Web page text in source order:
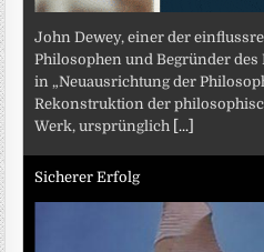
John Dewey, einer der
Philosophen und Begründer
in „Neuausrichtung der
Rekonstruktion der
Werk, ursprünglich
[...]
Sicherer Erfolg